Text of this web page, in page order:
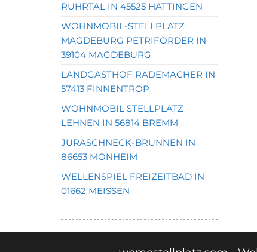
RUHRTAL IN 45525 HATTINGEN
WOHNMOBIL-STELLPLATZ
MAGDEBURG PETRIFÖRDER IN
39104 MAGDEBURG
LANDGASTHOF RADEMACHER IN
57413 FINNENTROP
WOHNMOBIL STELLPLATZ
LEHNEN IN 56814 BREMM
JURASCHNECK-BRUNNEN IN
86653 MONHEIM
WELLENSPIEL FREIZEITBAD IN
01662 MEISSEN